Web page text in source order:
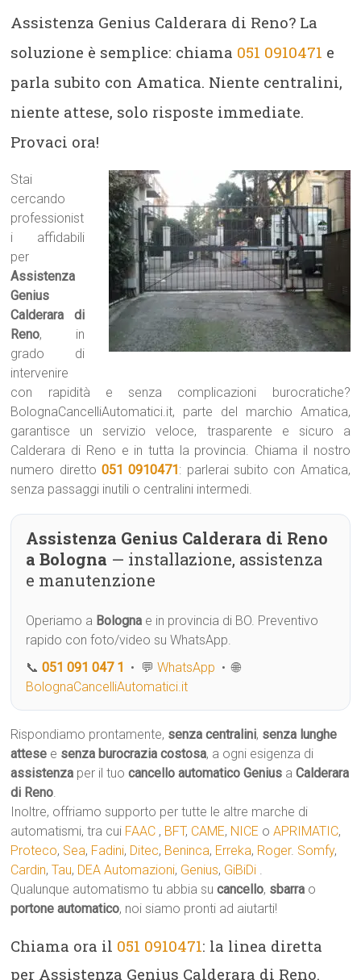
Assistenza Genius Calderara di Reno? La
soluzione è semplice: chiama 051 0910471 e
parla subito con Amatica. Niente centralini,
niente attese, solo risposte immediate.
Provaci ora!
Stai
cercando
professionist
i affidabili
per
Assistenza
Genius
Calderara di
Reno, in
grado di
intervenire
con rapidità e senza complicazioni burocratiche?
BolognaCancelliAutomatici.it, parte del marchio Amatica,
garantisce un servizio veloce, trasparente e sicuro a
Calderara di Reno e in tutta la provincia. Chiama il nostro
numero diretto051 0910471: parlerai subito con Amatica,
senza passaggi inutili o centralini intermedi.
Assistenza Genius Calderara di Reno
a Bologna — installazione, assistenza
e manutenzione
Operiamo a Bologna e in provincia di BO. Preventivo
rapido con foto/video su WhatsApp.
📞051 091 047 1 • 💬WhatsApp • 🌐
BolognaCancelliAutomatici.it
Rispondiamo prontamente, senza centralini, senza lunghe
attese e senza burocrazia costosa, a ogni esigenza di
assistenza per il tuocancello automatico Genius aCalderara
di Reno.
Inoltre, offriamo supporto per tutte le altre marche di
automatismi, tra cui FAAC , BFT, CAME, NICE oAPRIMATIC,
Proteco, Sea, Fadini, Ditec, Beninca, Erreka, Roger. Somfy,
Cardin,Tau, DEA Automazioni, Genius, GiBiDi .
Qualunque automatismo tu abbia sucancello, sbarra o
portone automatico, noi siamo pronti ad aiutarti!
Chiama ora il 051 0910471: la linea diretta
per Assistenza Genius Calderara di Reno.